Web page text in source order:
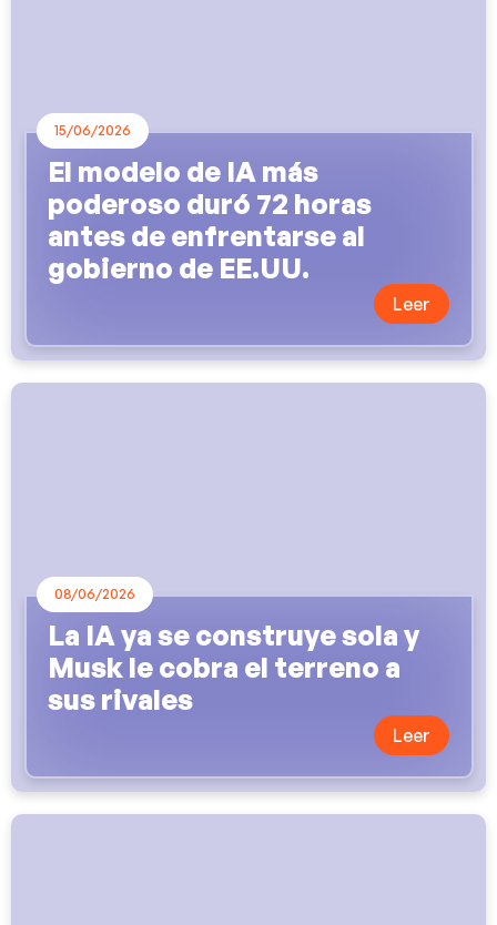
15/06/2026
El modelo de IA más
poderoso duró 72 horas
antes de enfrentarse al
gobierno de EE.UU.
Leer
08/06/2026
La IA ya se construye sola y
Musk le cobra el terreno a
sus rivales
Leer